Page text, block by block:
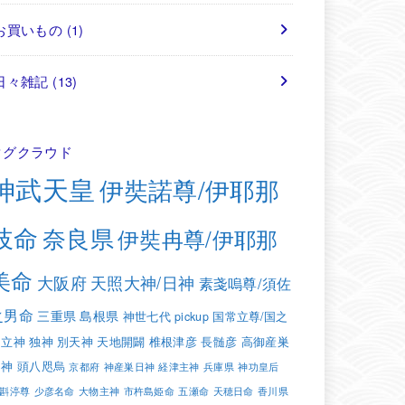
買いもの (1)
々雑記 (13)
クラウド
武天皇 伊奘諾尊/伊耶那
命奈良県伊奘冉尊/伊耶那
命 大阪府天照大神/日神 素戔嗚尊/須佐
命 三重県 島根県 神世七代 pickup 国常立尊/国之
神 独神 別天神 天地開闢 椎根津彦 長髄彦 高御産巣
頭八咫烏 京都府 神産巣日神 経津主神 兵庫県 神功皇后
渟尊 少彦名命 大物主神 市杵島姫命 五瀬命 天穂日命 香川県